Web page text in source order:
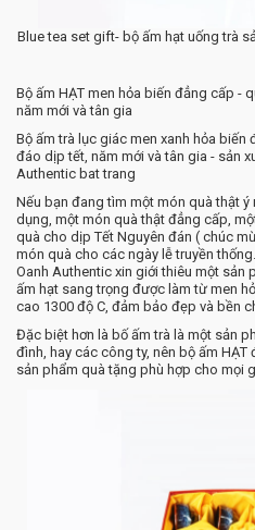
Blue tea set gift- bộ ấm hạt uống trà
Bộ ấm HẠT men hỏa biến đẳng cấp -
năm mới và tân gia
Bộ ấm trà lục giác men xanh hỏa
đáo dịp tết, năm mới và tân gia - sản
Authentic bat trang
Nếu bạn đang tìm một món quà thật
dụng, một món quà thật đẳng cấp,
quà cho dịp Tết Nguyên đán ( chúc
món quà cho các ngày lễ truyền
Oanh Authentic xin giới thiêu một
ấm hạt sang trọng được làm từ men
cao 1300 độ C, đảm bảo đẹp và bền
Đặc biệt hơn là bố ấm trà là một sản
đình, hay các công ty, nên bộ ấm
sản phẩm quà tặng phù hợp cho mọi